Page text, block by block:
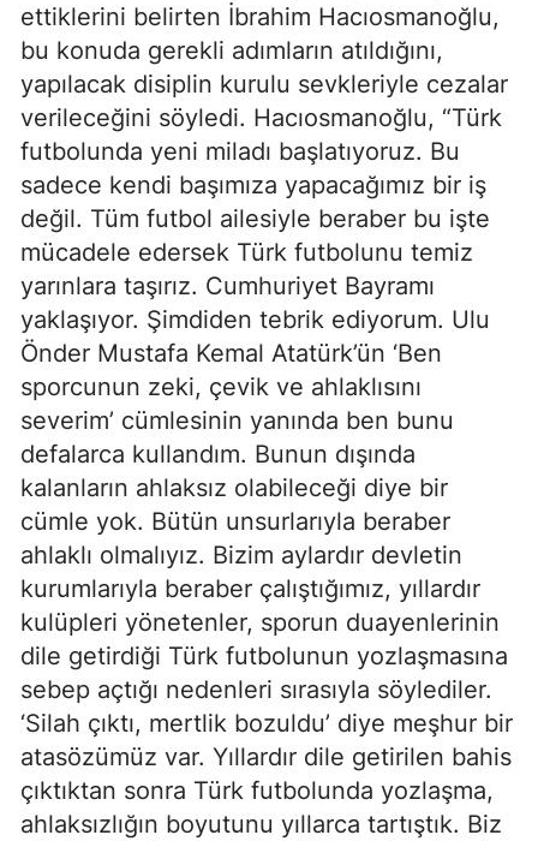
ettiklerini belirten İbrahim Hacıosmanoğlu,
bu konuda gerekli adımların atıldığını,
yapılacak disiplin kurulu sevkleriyle cezalar
verileceğini söyledi. Hacıosmanoğlu, “Türk
futbolunda yeni miladı başlatıyoruz. Bu
sadece kendi başımıza yapacağımız bir iş
değil. Tüm futbol ailesiyle beraber bu işte
mücadele edersek Türk futbolunu temiz
yarınlara taşırız. Cumhuriyet Bayramı
yaklaşıyor. Şimdiden tebrik ediyorum. Ulu
Önder Mustafa Kemal Atatürk’ün ‘Ben
sporcunun zeki, çevik ve ahlaklısını
severim’ cümlesinin yanında ben bunu
defalarca kullandım. Bunun dışında
kalanların ahlaksız olabileceği diye bir
cümle yok. Bütün unsurlarıyla beraber
ahlaklı olmalıyız. Bizim aylardır devletin
kurumlarıyla beraber çalıştığımız, yıllardır
kulüpleri yönetenler, sporun duayenlerinin
dile getirdiği Türk futbolunun yozlaşmasına
sebep açtığı nedenleri sırasıyla söylediler.
‘Silah çıktı, mertlik bozuldu’ diye meşhur bir
atasözümüz var. Yıllardır dile getirilen bahis
çıktıktan sonra Türk futbolunda yozlaşma,
ahlaksızlığın boyutunu yıllarca tartıştık. Biz